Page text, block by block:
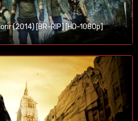
(2014) [BR-RIP] [HD-1080p]